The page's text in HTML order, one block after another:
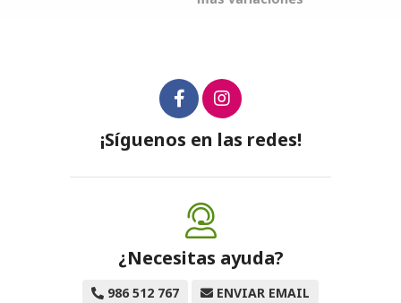
¡Síguenos en las redes!
¿Necesitas ayuda?
986 512 767
ENVIAR EMAIL